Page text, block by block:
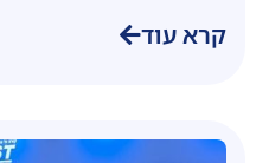
קרא עוד